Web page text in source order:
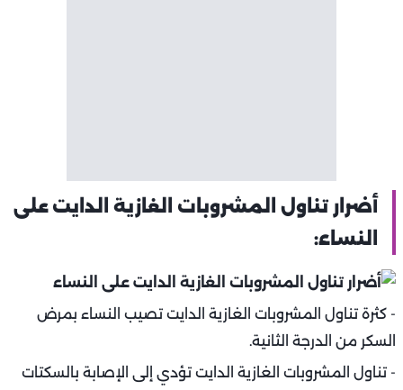
أضرار تناول المشروبات الغازية الدايت على
النساء:
- كثرة تناول المشروبات الغازية الدايت تصيب النساء بمرض
السكر من الدرجة الثانية.
- تناول المشروبات الغازية الدايت تؤدي إلى الإصابة بالسكتات